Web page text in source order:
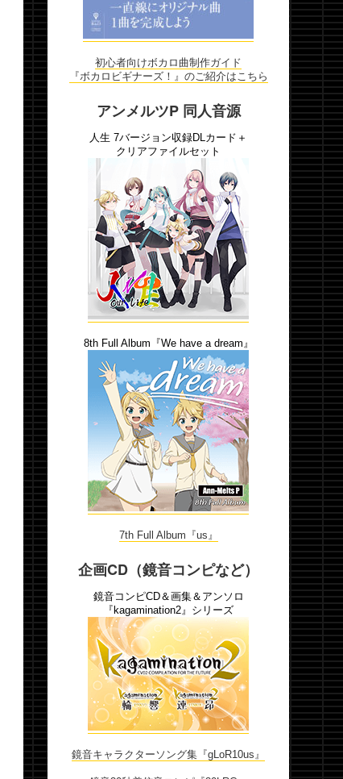
初心者向けボカロ曲制作ガイド
『ボカロビギナーズ！』のご紹介はこちら
アンメルツP 同人音源
人生 7バージョン収録DLカード＋
クリアファイルセット
8th Full Album『We have a dream』
7th Full Album『us』
企画CD（鏡音コンピなど）
鏡音コンピCD＆画集＆アンソロ
『kagamination2』シリーズ
鏡音キャラクターソング集『gLoR10us』